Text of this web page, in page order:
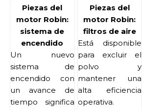
Piezas del
motor Robin:
sistema de
encendido
Un nuevo
sistema de
encendido con
un avance de
tiempo significa
Piezas del
motor Robin:
filtros de aire
Está disponible
para excluir el
polvo y
mantener una
alta eficiencia
operativa.